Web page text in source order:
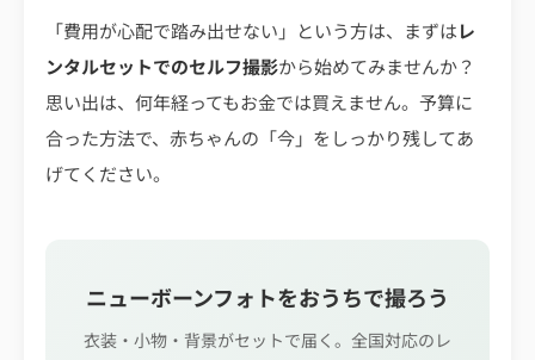
「費用が心配で踏み出せない」という方は、まずはレ
ンタルセットでのセルフ撮影から始めてみませんか？
思い出は、何年経ってもお金では買えません。予算に
合った方法で、赤ちゃんの「今」をしっかり残してあ
げてください。
ニューボーンフォトをおうちで撮ろう
衣装・小物・背景がセットで届く。全国対応のレ